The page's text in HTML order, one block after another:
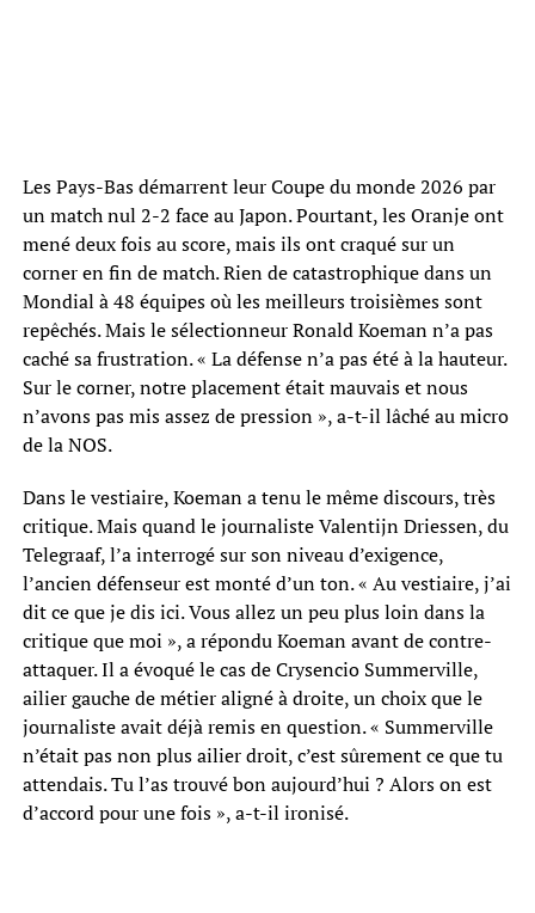
Les Pays-Bas démarrent leur Coupe du monde 2026 par
un match nul 2-2 face au Japon. Pourtant, les Oranje ont
mené deux fois au score, mais ils ont craqué sur un
corner en fin de match. Rien de catastrophique dans un
Mondial à 48 équipes où les meilleurs troisièmes sont
repêchés. Mais le sélectionneur Ronald Koeman n’a pas
caché sa frustration. « La défense n’a pas été à la hauteur.
Sur le corner, notre placement était mauvais et nous
n’avons pas mis assez de pression », a-t-il lâché au micro
de la NOS.
Dans le vestiaire, Koeman a tenu le même discours, très
critique. Mais quand le journaliste Valentijn Driessen, du
Telegraaf, l’a interrogé sur son niveau d’exigence,
l’ancien défenseur est monté d’un ton. « Au vestiaire, j’ai
dit ce que je dis ici. Vous allez un peu plus loin dans la
critique que moi », a répondu Koeman avant de contre-
attaquer. Il a évoqué le cas de Crysencio Summerville,
ailier gauche de métier aligné à droite, un choix que le
journaliste avait déjà remis en question. « Summerville
n’était pas non plus ailier droit, c’est sûrement ce que tu
attendais. Tu l’as trouvé bon aujourd’hui ? Alors on est
d’accord pour une fois », a-t-il ironisé.